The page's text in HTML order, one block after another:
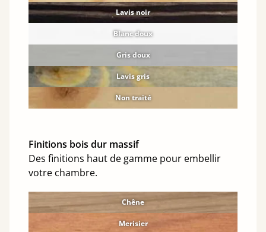
Lavis noir
Blanc doux
Gris doux
Lavis gris
Non traité
Finitions bois dur massif
Des finitions haut de gamme pour embellir
votre chambre.
Chêne
Merisier